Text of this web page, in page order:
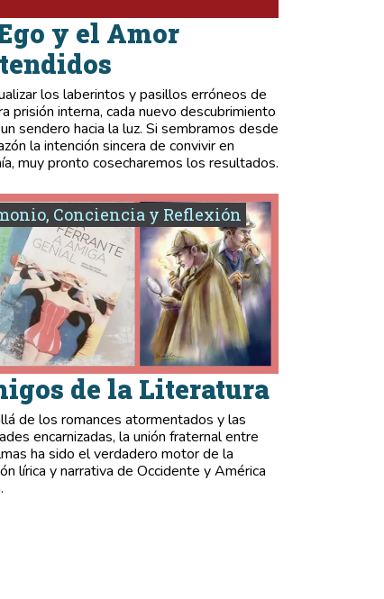
y el Amor
los laberintos y pasillos erróneos de
prisión interna, cada nuevo descubrimiento
sendero hacia la luz. Si sembramos desde
la intención sincera de convivir en
muy pronto cosecharemos los resultados.
Conciencia y Reflexión
de la Literatura
de los romances atormentados y las
encarnizadas, la unión fraternal entre
ha sido el verdadero motor de la
lírica y narrativa de Occidente y América